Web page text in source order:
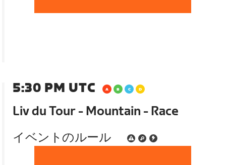
5:30 PM UTC
Liv du Tour - Mountain - Race
イベントのルール